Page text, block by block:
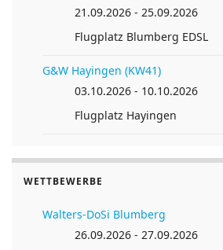
21.09.2026 - 25.09.2026
Flugplatz Blumberg EDSL
G&W Hayingen (KW41)
03.10.2026 - 10.10.2026
Flugplatz Hayingen
WETTBEWERBE
Walters-DoSi Blumberg
26.09.2026 - 27.09.2026